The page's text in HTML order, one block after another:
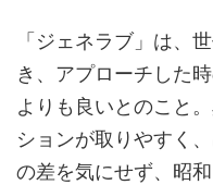
「ジェネラブ」は、
き、アプローチした
よりも良いとのこと
ションが取りやすく
の差を気にせず、昭